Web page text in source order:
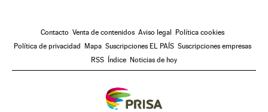
Contacto Venta de contenidos Aviso legal Política cookies
Política de privacidad Mapa Suscripciones EL PAÍS Suscripciones empresas
RSS Índice Noticias de hoy